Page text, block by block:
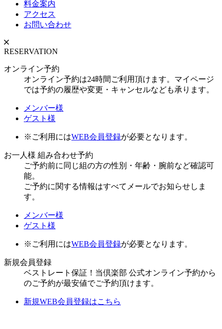
料金案内
アクセス
お問い合わせ
RESERVATION
オンライン予約
オンライン予約は24時間ご利用頂けます。マイページ
では予約の履歴や変更・キャンセルなども承ります。
メンバー様
ゲスト様
※ご利用にはWEB会員登録が必要となります。
お一人様 組み合わせ予約
ご予約前に同じ組の方の性別・年齢・腕前など確認可
能。
ご予約に関する情報はすべてメールでお知らせしま
す。
メンバー様
ゲスト様
※ご利用にはWEB会員登録が必要となります。
新規会員登録
ベストレート保証！当倶楽部 公式オンライン予約から
のご予約が最安値でご予約頂けます。
新規WEB会員登録はこちら